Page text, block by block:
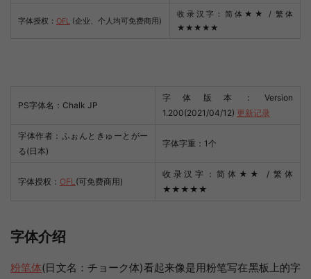
字体授权： OFL (企业、个人均可免费商用)
收录汉字：简体 ★★
/ 繁体
★★★★★
PS字体名：Chalk JP
字体版本：Version
1.200(2021/04/12) 更新记录
字体作者：ふぉんときゅーとがー
る(日本)
字体字重：1个
字体授权： OFL(可免费商用)
收录汉字：简体★★ / 繁体
★★★★★
字体介绍
粉笔体(日文名：チョーク体)看起来像是用粉笔写在黑板上的字